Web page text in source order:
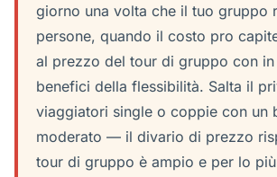
giorno una volta che il tuo gruppo
persone, quando il costo pro
al prezzo del tour di gruppo con
benefici della flessibilità. Salta il
viaggiatori single o coppie con un
moderato — il divario di prezzo
tour di gruppo è ampio e per lo